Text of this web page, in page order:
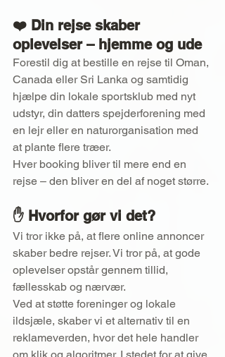
❤️ Din rejse skaber
oplevelser – hjemme og ude
Forestil dig at bestille en rejse til Oman,
Canada eller Sri Lanka og samtidig
hjælpe din lokale sportsklub med nyt
udstyr, din datters spejderforening med
en lejr eller en naturorganisation med
at plante flere træer.
Hver booking bliver til mere end en
rejse – den bliver en del af noget større.
✋ Hvorfor gør vi det?
Vi tror ikke på, at flere online annoncer
skaber bedre rejser. Vi tror på, at gode
oplevelser opstår gennem tillid,
fællesskab og nærvær.
Ved at støtte foreninger og lokale
ildsjæle, skaber vi et alternativ til en
reklameverden, hvor det hele handler